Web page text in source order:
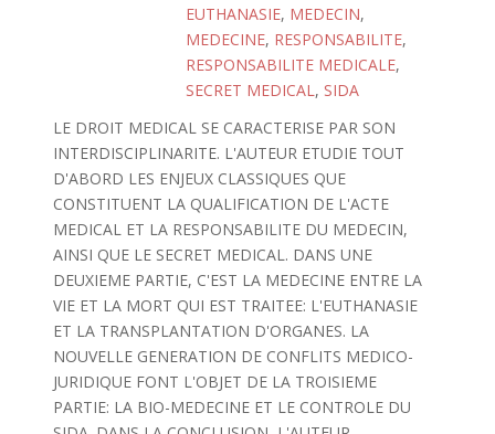
EUTHANASIE, MEDECIN,
MEDECINE, RESPONSABILITE,
RESPONSABILITE MEDICALE,
SECRET MEDICAL, SIDA
LE DROIT MEDICAL SE CARACTERISE PAR SON
INTERDISCIPLINARITE. L'AUTEUR ETUDIE TOUT
D'ABORD LES ENJEUX CLASSIQUES QUE
CONSTITUENT LA QUALIFICATION DE L'ACTE
MEDICAL ET LA RESPONSABILITE DU MEDECIN,
AINSI QUE LE SECRET MEDICAL. DANS UNE
DEUXIEME PARTIE, C'EST LA MEDECINE ENTRE LA
VIE ET LA MORT QUI EST TRAITEE: L'EUTHANASIE
ET LA TRANSPLANTATION D'ORGANES. LA
NOUVELLE GENERATION DE CONFLITS MEDICO-
JURIDIQUE FONT L'OBJET DE LA TROISIEME
PARTIE: LA BIO-MEDECINE ET LE CONTROLE DU